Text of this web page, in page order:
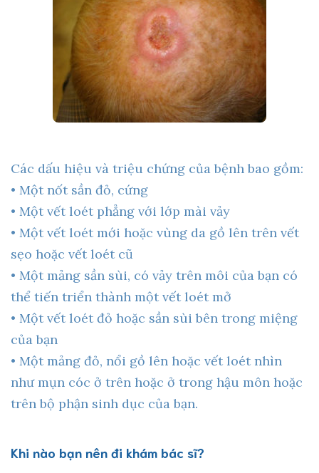
Các dấu hiệu và triệu chứng của bệnh bao gồm:
• Một nốt sần đỏ, cứng
• Một vết loét phẳng với lớp mài vảy
• Một vết loét mới hoặc vùng da gồ lên trên vết
sẹo hoặc vết loét cũ
• Một mảng sần sùi, có vảy trên môi của bạn có
thể tiến triển thành một vết loét mở
• Một vết loét đỏ hoặc sần sùi bên trong miệng
của bạn
• Một mảng đỏ, nổi gồ lên hoặc vết loét nhìn
như mụn cóc ở trên hoặc ở trong hậu môn hoặc
trên bộ phận sinh dục của bạn.
Khi nào bạn nên đi khám bác sĩ?